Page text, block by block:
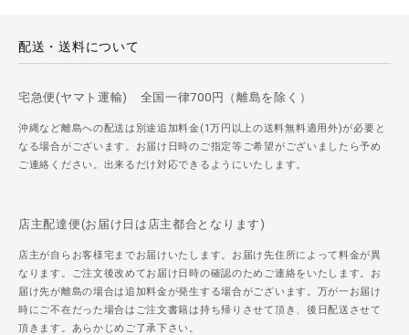
配送・送料について
宅急便(ヤマト運輸) 全国一律700円（離島を除く）
沖縄など離島への配送は別途追加料金(1万円以上の送料無料適用外)が必要と
なる場合がございます。お届け日時のご指定等ご希望がございましたら予め
ご連絡ください。出来るだけ対応できるようにいたします。
店主配達便(お届け日は店主都合となります)
店主が自らお客様宅までお届けいたします。お届け先住所によって料金が異
なります。ご注文後改めてお届け日時の確認のためご連絡をいたします。お
届け先が離島の場合は追加料金が発生する場合がございます。万が一お届け
時にご不在だった場合はご注文書籍は持ち帰りさせて頂き、後日配送させて
頂きます。あらかじめご了承下さい。